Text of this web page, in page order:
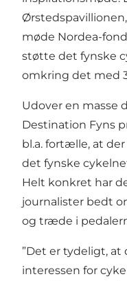
møde Nordea-
støtte det fynske
omkring det med
Udover en masse
Destination Fyns
bl.a. fortælle, at
det fynske
Helt konkret har
journalister bedt
og træde i
”Det er tydeligt,
interessen for